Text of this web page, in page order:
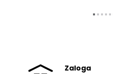
Zaloga